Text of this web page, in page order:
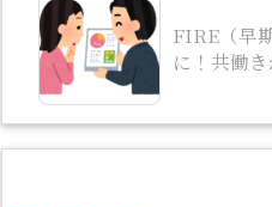
FIRE（早
に！共働